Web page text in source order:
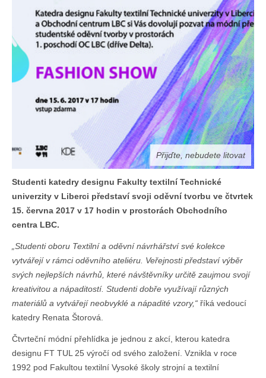
Přijďte, nebudete litovat
Studenti katedry designu Fakulty textilní Technické
univerzity v Liberci představí svoji oděvní tvorbu ve čtvrtek
15. června 2017 v 17 hodin v prostorách Obchodního
centra LBC.
„Studenti oboru Textilní a oděvní návrhářství své kolekce
vytvářejí v rámci oděvního ateliéru. Veřejnosti představí výběr
svých nejlepších návrhů, které návštěvníky určitě zaujmou svojí
kreativitou a nápaditostí. Studenti dobře využívají různých
materiálů a vytvářejí neobvyklé a nápadité vzory,“ říká vedoucí
katedry Renata Štorová.
Čtvrteční módní přehlídka je jednou z akcí, kterou katedra
designu FT TUL 25 výročí od svého založení. Vznikla v roce
1992 pod Fakultou textilní Vysoké školy strojní a textilní